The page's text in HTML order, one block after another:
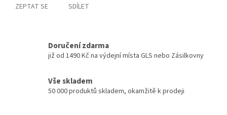
ZEPTAT SE SDÍLET
Doručení zdarma
již od 1490 Kč na výdejní místa GLS nebo Zásilkovny
Vše skladem
50 000 produktů skladem, okamžitě k prodeji